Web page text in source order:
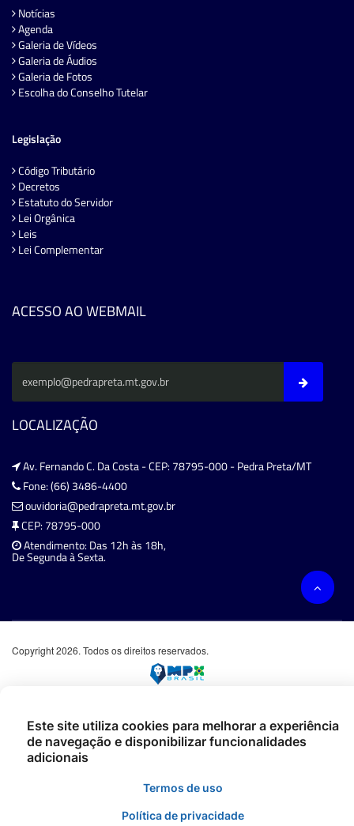
Notícias
Agenda
Galeria de Vídeos
Galeria de Áudios
Galeria de Fotos
Escolha do Conselho Tutelar
Legislação
Código Tributário
Decretos
Estatuto do Servidor
Lei Orgânica
Leis
Lei Complementar
ACESSO AO WEBMAIL
LOCALIZAÇÃO
Av. Fernando C. Da Costa - CEP: 78795-000 - Pedra Preta/MT
Fone: (66) 3486-4400
ouvidoria@pedrapreta.mt.gov.br
CEP: 78795-000
Atendimento: Das 12h às 18h,
De Segunda à Sexta.
Copyright 2026. Todos os direitos reservados.
Este site utiliza cookies para melhorar a experiência
de navegação e disponibilizar funcionalidades
adicionais
Termos de uso
Política de privacidade